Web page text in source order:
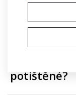
Od kolika
objednat?
potištěné?